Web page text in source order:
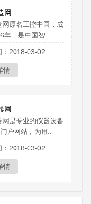
网
网原名工控中国，成
年，是中国智..
：2018-03-02
情
网
网是专业的仪器设备
户网站，为用..
：2018-03-02
情